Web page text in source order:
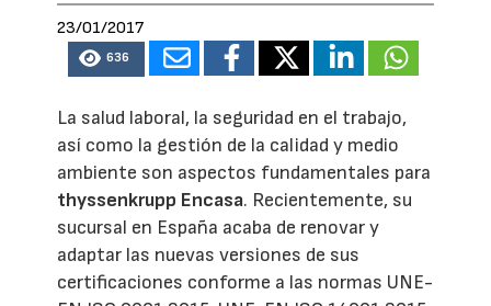
23/01/2017
636
La salud laboral, la seguridad en el trabajo,
así como la gestión de la calidad y medio
ambiente son aspectos fundamentales para
thyssenkrupp Encasa. Recientemente, su
sucursal en España acaba de renovar y
adaptar las nuevas versiones de sus
certificaciones conforme a las normas UNE-